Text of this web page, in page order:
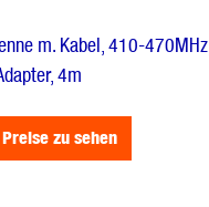
m. Kabel, 410-470MHz,
4m
Preise zu sehen